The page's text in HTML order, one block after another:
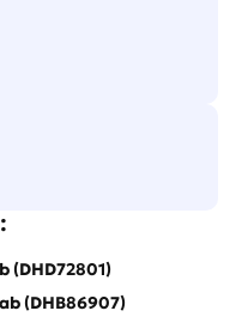
(DHD72801)
(DHB86907)